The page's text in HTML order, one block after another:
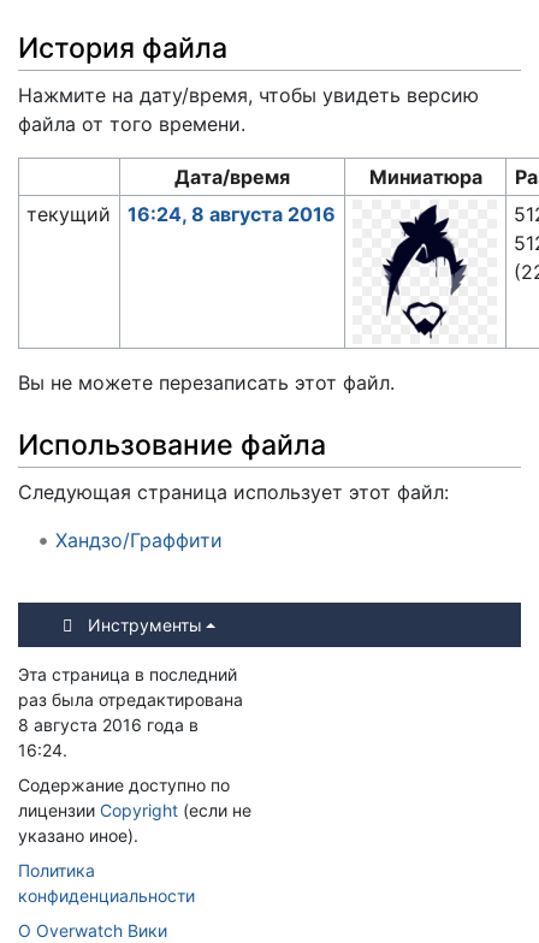
История файла
Нажмите на дату/время, чтобы увидеть версию
файла от того времени.
Дата/время Миниатюра
текущий
16:24, 8 августа 2016
Вы не можете перезаписать этот файл.
Использование файла
Следующая страница использует этот файл:
Хандзо/Граффити
Инструменты
Эта страница в последний
раз была отредактирована
8 августа 2016 года в
16:24.
Содержание доступно по
лицензии Copyright (если не
указано иное).
Политика
конфиденциальности
О Overwatch Вики